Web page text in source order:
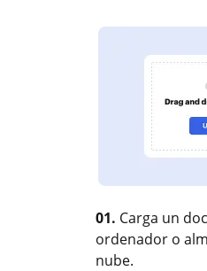
01. Carga un
ordenador o
nube.